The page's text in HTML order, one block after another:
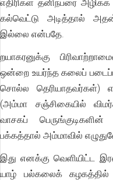
எதிரிகள் தனிநபரை
கல்வெட்டு அடித்தால்
இல்லை என்பதே.
றயாகரனுக்கு
ஒன்றை உயர்ந்த கலைப்
சொல்ல தெரியாதவர்கள்)
(அம்மா சஞ்சிகையில்
வாசகப்
பக்கத்தால் அம்மாவில்
இது எனக்கு வெளியிட்ட
யாழ் பல்கலைக்